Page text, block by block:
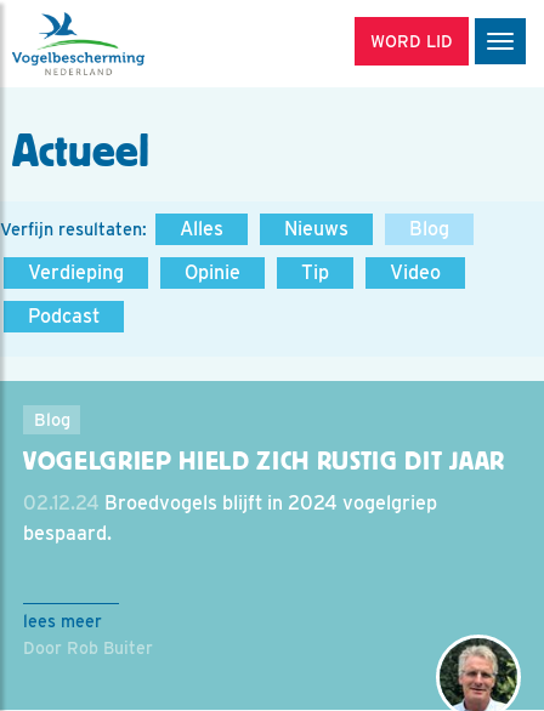
WORD LID
Actueel
Verfijn resultaten: Alles Nieuws
Blog
Verdieping
Opinie Tip
Video
Podcast
Blog
VOGELGRIEP HIELD ZICH RUSTIG DIT JAAR
02.12.24 Broedvogels blijft in 2024 vogelgriep
bespaard.
lees meer
Door Rob Buiter